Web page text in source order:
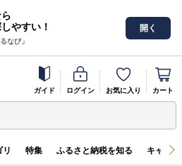
やすい！
なび」
開く
ガイド ログイン お気に入り カート
リ 特集 ふるさと納税を知る キャン